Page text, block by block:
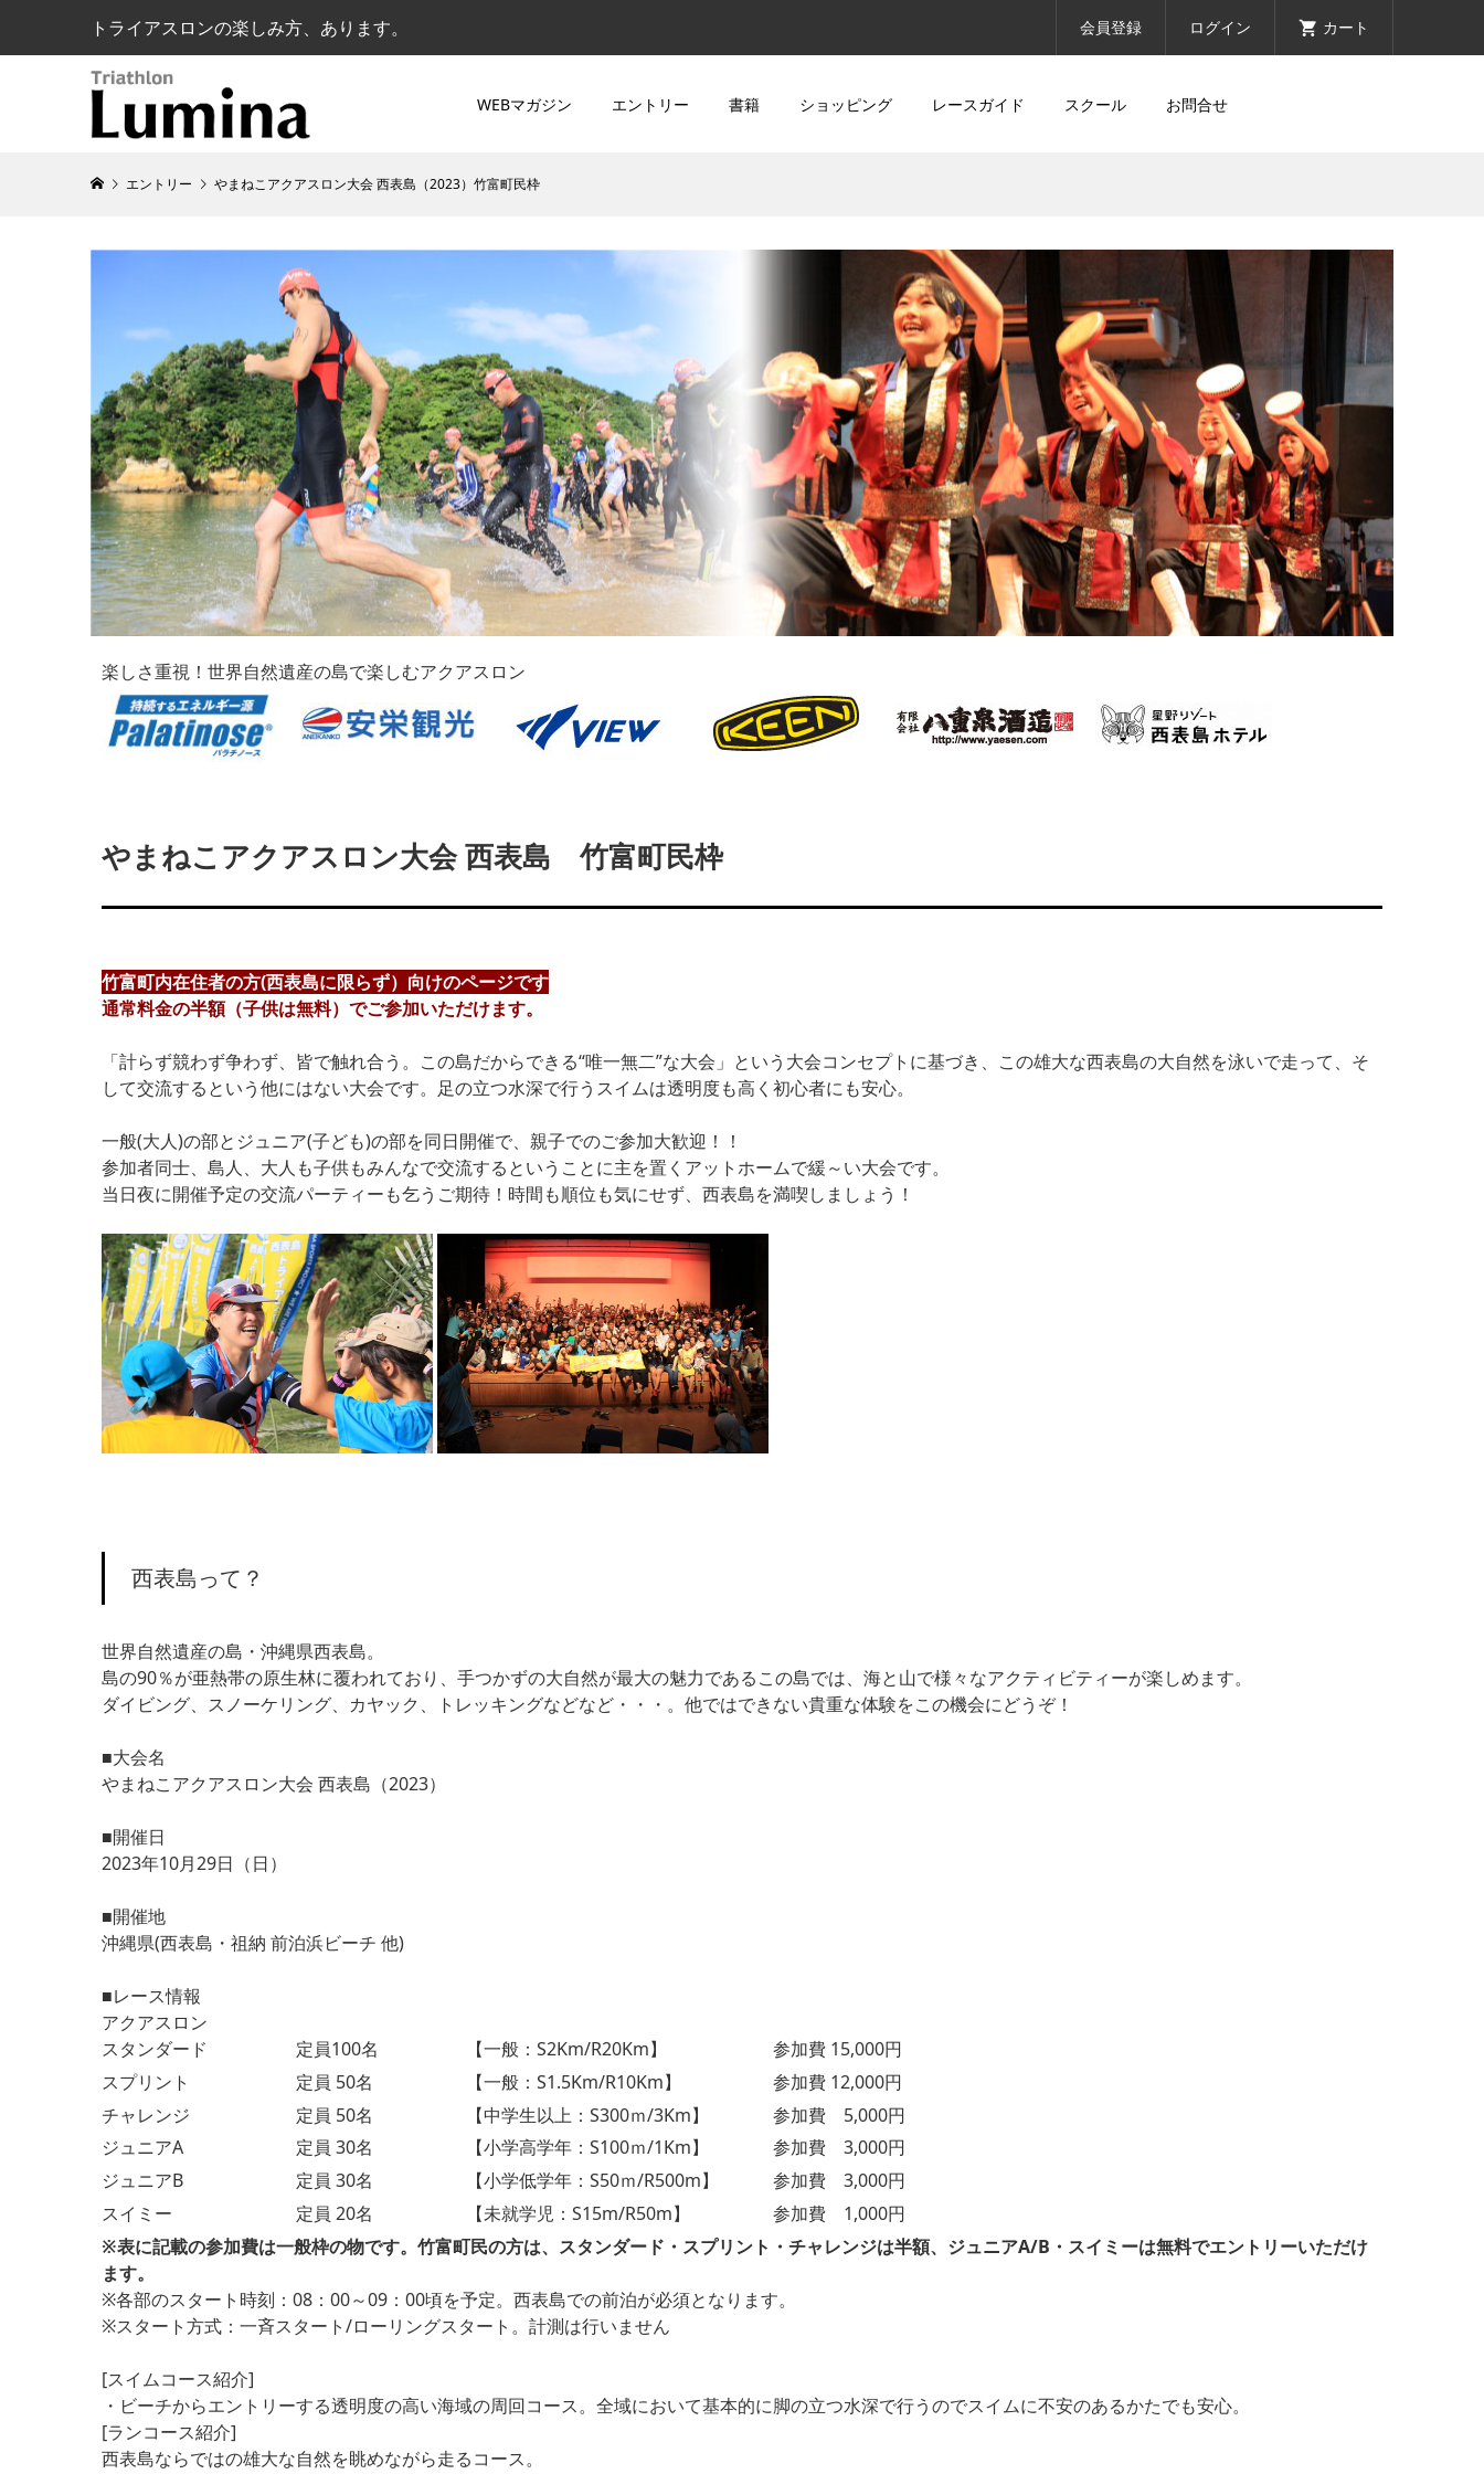
トライアスロンの楽しみ方、あります。 会員登録 ログイン カート
WEBマガジン エントリー 書籍 ショッピング レースガイド スクール お問合せ
エントリー やまねこアクアスロン大会 西表島（2023）竹富町民枠
楽しさ重視！世界自然遺産の島で楽しむアクアスロン
やまねこアクアスロン大会 西表島 竹富町民枠
竹富町内在住者の方(西表島に限らず）向けのページです
通常料金の半額（子供は無料）でご参加いただけます。
「計らず競わず争わず、皆で触れ合う。この島だからできる“唯一無二”な大会」という大会コンセプトに基づき、この雄大な西表島の大自然を泳いで走って、そ
して交流するという他にはない大会です。足の立つ水深で行うスイムは透明度も高く初心者にも安心。
一般(大人)の部とジュニア(子ども)の部を同日開催で、親子でのご参加大歓迎！！
参加者同士、島人、大人も子供もみんなで交流するということに主を置くアットホームで緩～い大会です。
当日夜に開催予定の交流パーティーも乞うご期待！時間も順位も気にせず、西表島を満喫しましょう！
西表島って？
世界自然遺産の島・沖縄県西表島。
島の90％が亜熱帯の原生林に覆われており、手つかずの大自然が最大の魅力であるこの島では、海と山で様々なアクティビティーが楽しめます。
ダイビング、スノーケリング、カヤック、トレッキングなどなど・・・。他ではできない貴重な体験をこの機会にどうぞ！
■大会名
やまねこアクアスロン大会 西表島（2023）
■開催日
2023年10月29日（日）
■開催地
沖縄県(西表島・祖納 前泊浜ビーチ 他)
■レース情報
アクアスロン
スタンダード
定員100名 【一般：S2Km/R20Km】
参加費 15,000円
スプリント
定員 50名 【一般：S1.5Km/R10Km】
参加費 12,000円
チャレンジ
定員 50名 【中学生以上：S300ｍ/3Km】
参加費 5,000円
ジュニアA
定員 30名 【小学高学年：S100ｍ/1Km】
参加費 3,000円
ジュニアB
定員 30名 【小学低学年：S50ｍ/R500m】
参加費 3,000円
スイミー
定員 20名 【未就学児：S15m/R50m】
参加費 1,000円
※表に記載の参加費は一般枠の物です。竹富町民の方は、スタンダード・スプリント・チャレンジは半額、ジュニアA/B・スイミーは無料でエントリーいただけ
ます。
※各部のスタート時刻：08：00～09：00頃を予定。西表島での前泊が必須となります。
※スタート方式：一斉スタート/ローリングスタート。計測は行いません
[スイムコース紹介]
・ビーチからエントリーする透明度の高い海域の周回コース。全域において基本的に脚の立つ水深で行うのでスイムに不安のあるかたでも安心。
[ランコース紹介]
西表島ならではの雄大な自然を眺めながら走るコース。